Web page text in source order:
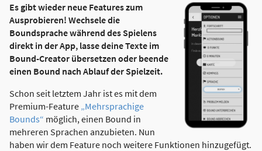
Es gibt wieder neue Features zum
Ausprobieren! Wechsele die
Boundsprache während des Spielens
direkt in der App, lasse deine Texte im
Bound-Creator übersetzen oder beende
einen Bound nach Ablauf der Spielzeit.
Schon seit letztem Jahr ist es mit dem
Premium-Feature „Mehrsprachige
Bounds“ möglich, einen Bound in
mehreren Sprachen anzubieten. Nun
haben wir dem Feature noch weitere Funktionen hinzugefügt.